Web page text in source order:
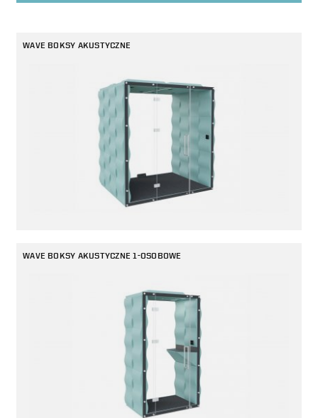
biurowy wellbeing. Mogą być wykonane z BIO-kompozytu, włókniny rPET
WAVE BOKSY AKUSTYCZNE
WAVE BOKSY AKUSTYCZNE 1-OSOBOWE